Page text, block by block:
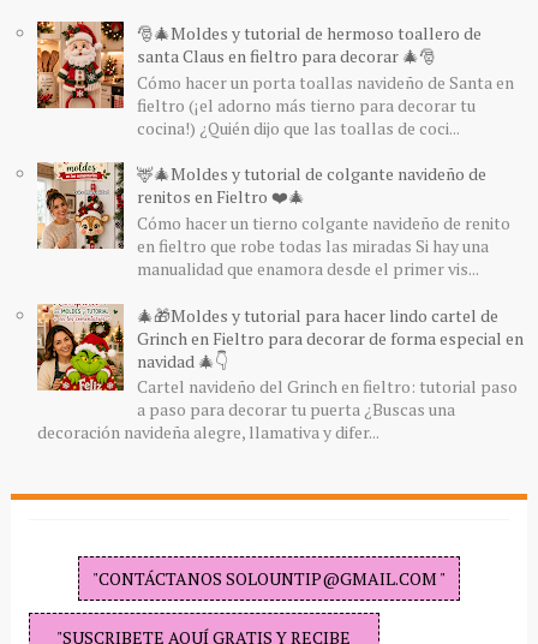
🎅🎄Moldes y tutorial de hermoso toallero de
santa Claus en fieltro para decorar 🎄🎅
Cómo hacer un porta toallas navideño de Santa en
fieltro (¡el adorno más tierno para decorar tu
cocina!) ¿Quién dijo que las toallas de coci...
🦌🎄Moldes y tutorial de colgante navideño de
renitos en Fieltro ❤️🎄
Cómo hacer un tierno colgante navideño de renito
en fieltro que robe todas las miradas Si hay una
manualidad que enamora desde el primer vis...
🎄🎁Moldes y tutorial para hacer lindo cartel de
Grinch en Fieltro para decorar de forma especial en
navidad 🎄👇
Cartel navideño del Grinch en fieltro: tutorial paso
a paso para decorar tu puerta ¿Buscas una
decoración navideña alegre, llamativa y difer...
"CONTÁCTANOS SOLOUNTIP@GMAIL.COM "
"SUSCRIBETE AQUÍ GRATIS Y RECIBE